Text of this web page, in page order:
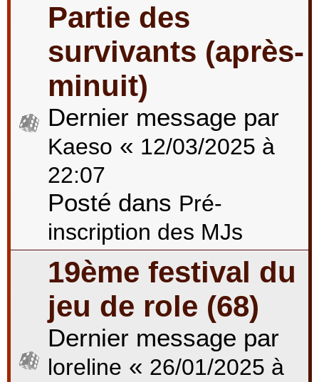
Partie des
survivants (après-
minuit)
Dernier message par
Kaeso « 12/03/2025 à
22:07
Posté dans Pré-
inscription des MJs
19ème festival du
jeu de role (68)
Dernier message par
loreline « 26/01/2025 à